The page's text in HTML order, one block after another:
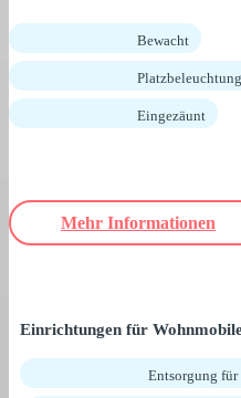
Bewacht
Platzbeleuchtung
Eingezäunt
Mehr Informationen
Einrichtungen für
Entsorgung